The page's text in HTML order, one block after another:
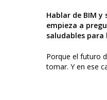
Hablar de BIM
empieza a
saludables para
Porque el futuro
tomar. Y en ese